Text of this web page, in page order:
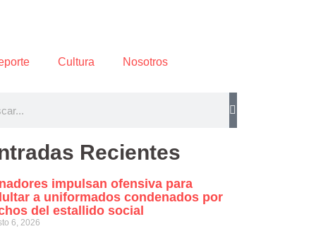
Cultura Nosotros
Recientes
impulsan ofensiva para
a uniformados condenados por
del estallido social
6, 2026